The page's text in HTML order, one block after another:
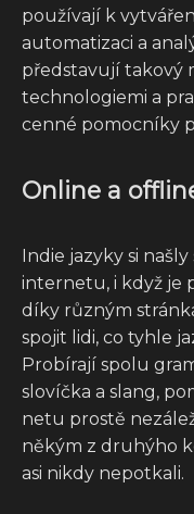
používají k
automatizaci a
představují takový
technologiemi a
cenné pomocníky
Online a
Indie jazyky si
internetu, i když je
díky různým
spojit lidi, co tyhle
Probírají spolu
slovíčka a slang,
netu prostě
někým z druhýho
asi nikdy nepotkali.